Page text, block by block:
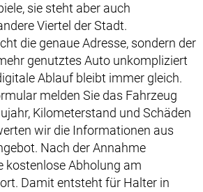
sie steht aber auch
Viertel der Stadt.
die genaue Adresse, sondern der
genutztes Auto unkompliziert
Ablauf bleibt immer gleich.
melden Sie das Fahrzeug
Kilometerstand und Schäden
wir die Informationen aus
Nach der Annahme
kostenlose Abholung am
Damit entsteht für Halter in